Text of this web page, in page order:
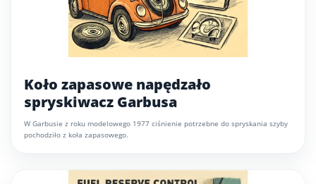
Koło zapasowe napędzało
spryskiwacz Garbusa
W Garbusie z roku modelowego 1977 ciśnienie potrzebne do spryskania szyby
pochodziło z koła zapasowego.